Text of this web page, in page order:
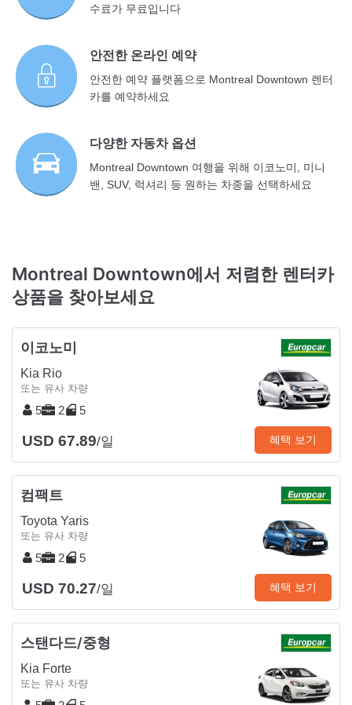
수료가 무료입니다
안전한 온라인 예약
안전한 예약 플랫폼으로 Montreal Downtown 렌터
카를 예약하세요
다양한 자동차 옵션
Montreal Downtown 여행을 위해 이코노미, 미니
밴, SUV, 럭셔리 등 원하는 차종을 선택하세요
Montreal Downtown에서 저렴한 렌터카
상품을 찾아보세요
이코노미
Kia Rio
또는 유사 차량
5 2 5
USD 67.89/일 혜택 보기
컴팩트
Toyota Yaris
또는 유사 차량
5 2 5
USD 70.27/일 혜택 보기
스탠다드/중형
Kia Forte
또는 유사 차량